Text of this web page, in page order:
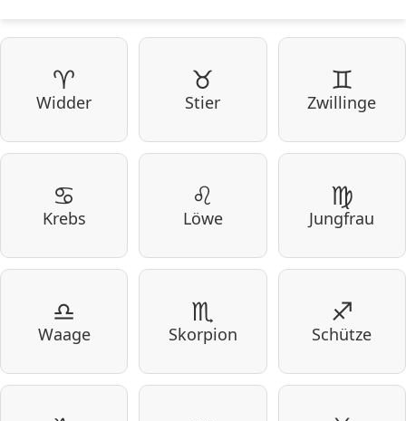
♈
Widder
♉
Stier
♊
Zwillinge
♋
Krebs
♌
Löwe
♍
Jungfrau
♎
Waage
♏
Skorpion
♐
Schütze